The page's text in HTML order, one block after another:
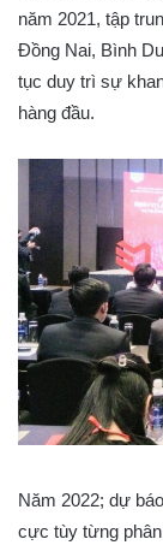
năm 2021, tập
Đồng Nai, Bình
tục duy trì sự
hàng đầu.
Năm 2022; dự
cực tùy từng